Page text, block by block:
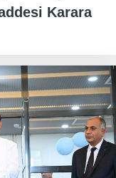
Karara